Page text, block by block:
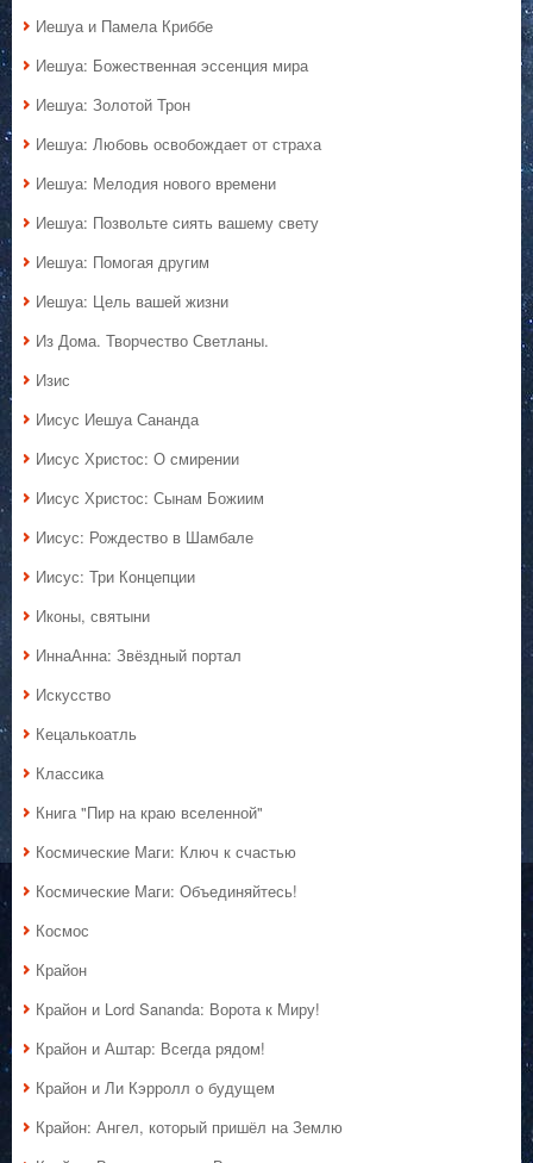
Иешуа и Памела Криббе
Иешуа: Божественная эссенция мира
Иешуа: Золотой Трон
Иешуа: Любовь освобождает от страха
Иешуа: Мелодия нового времени
Иешуа: Позвольте сиять вашему свету
Иешуа: Помогая другим
Иешуа: Цель вашей жизни
Из Дома. Творчество Светланы.
Изис
Иисус Иешуа Сананда
Иисус Христос: О смирении
Иисус Христос: Сынам Божиим
Иисус: Рождество в Шамбале
Иисус: Три Концепции
Иконы, святыни
ИннаАнна: Звёздный портал
Искусство
Кецалькоатль
Классика
Книга "Пир на краю вселенной"
Космические Маги: Ключ к счастью
Космические Маги: Объединяйтесь!
Космос
Крайон
Крайон и Lord Sananda: Ворота к Миру!
Крайон и Аштар: Всегда рядом!
Крайон и Ли Кэрролл о будущем
Крайон: Ангел, который пришёл на Землю